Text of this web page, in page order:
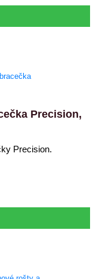
Precision,
Precision.